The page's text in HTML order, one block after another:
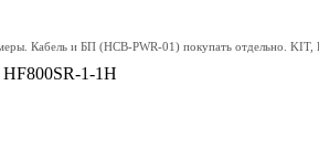
Кабель и БП (HCB-PWR-01) покупать отдельно.
1-1H